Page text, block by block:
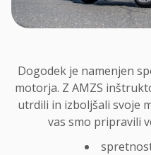
Dogodek je namenjen
motorja. Z AMZS
utrdili in izboljšali svoje
vas smo pripravili